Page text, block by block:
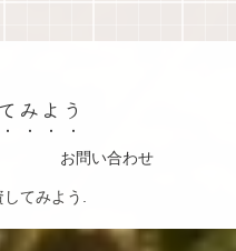
みよう
お問い合わせ
てみよう.